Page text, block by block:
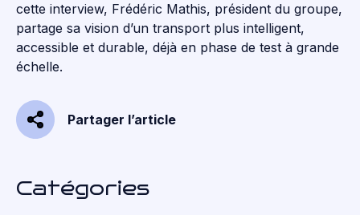
cette interview, Frédéric Mathis, président du groupe,
partage sa vision d’un transport plus intelligent,
accessible et durable, déjà en phase de test à grande
échelle.
Partager l’article
Catégories